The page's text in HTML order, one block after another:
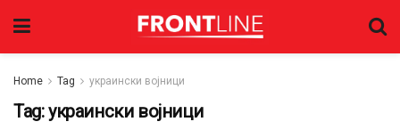
Home Tag украински војници
Tag:украински војници